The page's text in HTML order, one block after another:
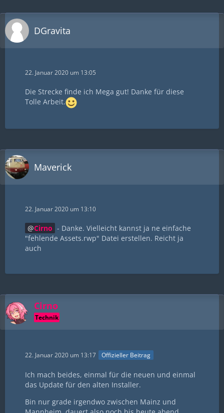
DGravita
22. Januar 2020 um 13:05
Die Strecke finde ich Mega gut! Danke für diese
Tolle Arbeit.
Maverick
22. Januar 2020 um 13:10
Cirno - Danke. Vielleicht kannst ja ne einfache
"fehlende Assets.rwp" Datei erstellen. Reicht ja
auch
Cirno
Technik
22. Januar 2020 um 13:17 Offizieller Beitrag
Ich mach beides, einmal für die neuen und einmal
das Update für den alten Installer.
Bin nur grade irgendwo zwischen Mainz und